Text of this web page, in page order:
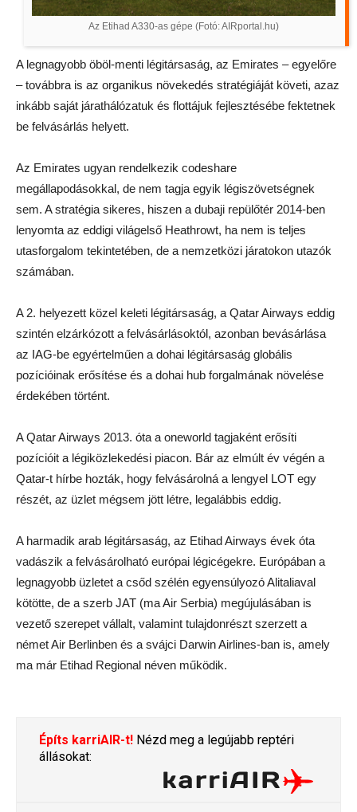
Az Etihad A330-as gépe (Fotó: AIRportal.hu)
A legnagyobb öböl-menti légitársaság, az Emirates – egyelőre
– továbbra is az organikus növekedés stratégiáját követi, azaz
inkább saját járathálózatuk és flottájuk fejlesztésébe fektetnek
be felvásárlás helyett.
Az Emirates ugyan rendelkezik codeshare
megállapodásokkal, de nem tagja egyik légiszövetségnek
sem. A stratégia sikeres, hiszen a dubaji repülőtér 2014-ben
lenyomta az eddigi világelső Heathrowt, ha nem is teljes
utasforgalom tekintetében, de a nemzetközi járatokon utazók
számában.
A 2. helyezett közel keleti légitársaság, a Qatar Airways eddig
szintén elzárkózott a felvásárlásoktól, azonban bevásárlása
az IAG-be egyértelműen a dohai légitársaság globális
pozícióinak erősítése és a dohai hub forgalmának növelése
érdekében történt.
A Qatar Airways 2013. óta a oneworld tagjaként erősíti
pozícióit a légiközlekedési piacon. Bár az elmúlt év végén a
Qatar-t hírbe hozták, hogy felvásárolná a lengyel LOT egy
részét, az üzlet mégsem jött létre, legalábbis eddig.
A harmadik arab légitársaság, az Etihad Airways évek óta
vadászik a felvásárolható európai légicégekre. Európában a
legnagyobb üzletet a csőd szélén egyensúlyozó Alitaliaval
kötötte, de a szerb JAT (ma Air Serbia) megújulásában is
vezető szerepet vállalt, valamint tulajdonrészt szerzett a
német Air Berlinben és a svájci Darwin Airlines-ban is, amely
ma már Etihad Regional néven működik.
Építs karriAIR-t! Nézd meg a legújabb reptéri
állásokat: